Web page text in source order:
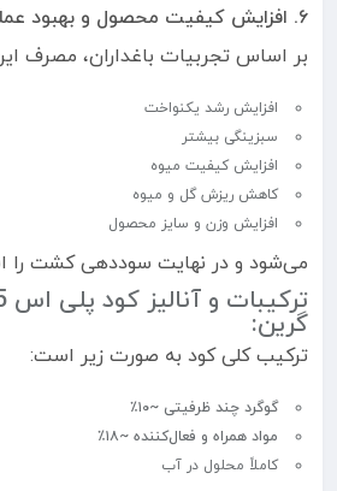
۶. افزایش کیفیت محصول و بهبود عملکرد نهایی:
بر اساس تجربیات باغداران، مصرف
افزایش رشد یکنواخت
سبزینگی بیشتر
افزایش کیفیت میوه
کاهش ریزش گل و میوه
افزایش وزن و سایز محصول
می‌شود و در نهایت سوددهی کشت را
گرین:
ترکیب کلی کود به صورت زیر است:
گوگرد چند ظرفیتی ~۱۰٪
مواد همراه و فعال‌کننده ~۱۸٪
کاملاً محلول در آب